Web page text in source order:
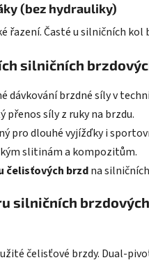
(bez hydrauliky)
řazení. Časté u silničních
silničních
dávkování brzdné síly v
přenos síly z ruky na brzdu.
pro dlouhé vyjížďky i
slitinám a kompozitům.
čelisťových brzdna
silničních
čelisťové brzdy. Dual-